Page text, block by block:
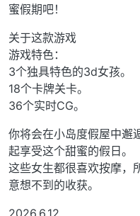
蜜假期吧！
关于这款游戏
游戏特色：
3个独具特色的3d女孩。
18个卡牌关卡。
36个实时CG。
你将会在小岛度假屋中邂
起享受这个甜蜜的假日。
这些女生都很喜欢按摩，
意想不到的收获。
2026.6.12